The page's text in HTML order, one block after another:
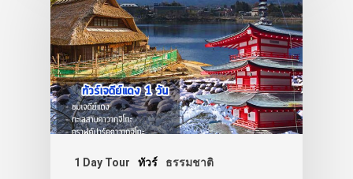
1 Day Tour ทัวร์ ธรรมชาติ